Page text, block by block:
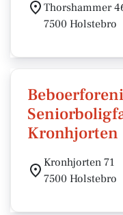
Thorshammer
7500 Holstebro
Kronhjorten
Kronhjorten 71
7500 Holstebro